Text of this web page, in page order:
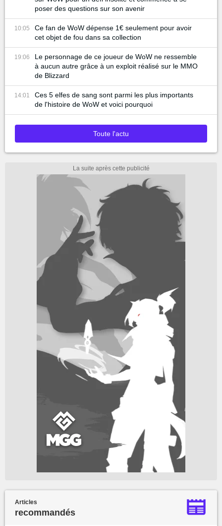
poser des questions sur son avenir
10:05
Ce fan de WoW dépense 1€ seulement pour avoir
cet objet de fou dans sa collection
19:06
Le personnage de ce joueur de WoW ne ressemble
à aucun autre grâce à un exploit réalisé sur le MMO
de Blizzard
14:01
Ces 5 elfes de sang sont parmi les plus importants
de l'histoire de WoW et voici pourquoi
Toute l'actu
Articles
recommandés